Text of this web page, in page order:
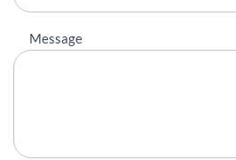
Message